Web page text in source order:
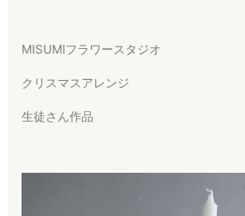
MISUMIフラワースタジオ
クリスマスアレンジ
生徒さん作品